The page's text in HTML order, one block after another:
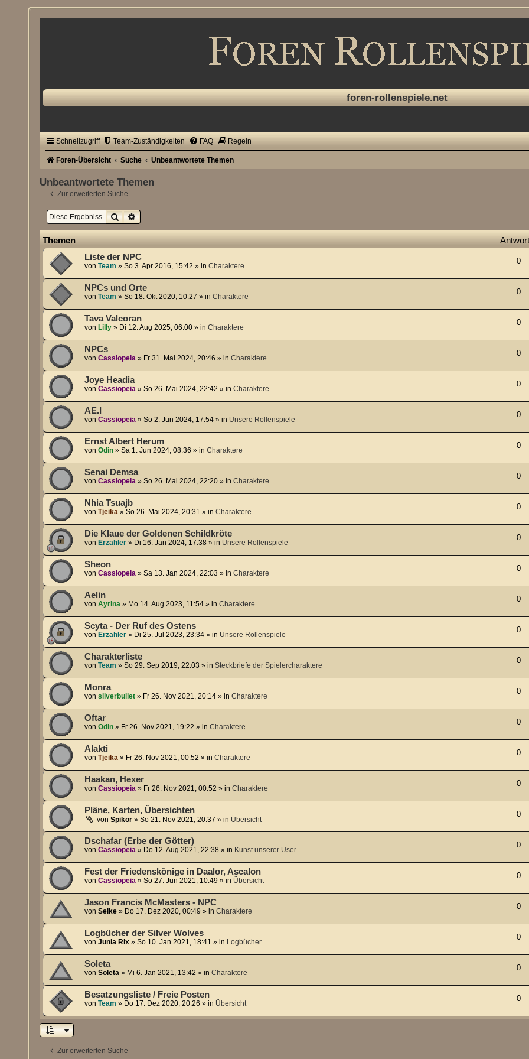
foren-rollenspiele.net
Schnellzugriff Team-Zuständigkeiten FAQ Regeln
Foren-Übersicht Suche Unbeantwortete Themen
Unbeantwortete Themen
Zur erweiterten Suche
SucheErweiterte Suche
Themen
Liste der NPC
vonTeam »So 3. Apr 2016, 15:42 » inCharaktere
0
NPCs und Orte
vonTeam »So 18. Okt 2020, 10:27 » inCharaktere
0
Tava Valcoran
vonLilly » Di 12. Aug 2025, 06:00 » inCharaktere
0
NPCs
vonCassiopeia » Fr 31. Mai 2024, 20:46 » inCharaktere
0
Joye Headia
vonCassiopeia »So 26. Mai 2024, 22:42 » inCharaktere
0
AE.I
vonCassiopeia »So 2. Jun 2024, 17:54 » in Unsere Rollenspiele
0
Ernst Albert Herum
vonOdin »Sa 1. Jun 2024, 08:36 » inCharaktere
0
Senai Demsa
vonCassiopeia »So 26. Mai 2024, 22:20 » inCharaktere
0
Nhia Tsuajb
vonTjeika »So 26. Mai 2024, 20:31 » inCharaktere
0
Die Klaue der Goldenen Schildkröte
vonErzähler » Di 16. Jan 2024, 17:38 » in Unsere Rollenspiele
0
Sheon
vonCassiopeia »Sa 13. Jan 2024, 22:03 » inCharaktere
0
Aelin
vonAyrina » Mo 14. Aug 2023, 11:54 » inCharaktere
0
Scyta - Der Ruf des Ostens
vonErzähler » Di 25. Jul 2023, 23:34 » in Unsere Rollenspiele
0
Charakterliste
vonTeam »So 29. Sep 2019, 22:03 » inSteckbriefe der Spielercharaktere
0
Monra
vonsilverbullet » Fr 26. Nov 2021, 20:14 » inCharaktere
0
Oftar
vonOdin » Fr 26. Nov 2021, 19:22 » inCharaktere
0
Alakti
vonTjeika » Fr 26. Nov 2021, 00:52 » inCharaktere
0
Haakan, Hexer
vonCassiopeia » Fr 26. Nov 2021, 00:52 » inCharaktere
0
Pläne, Karten, Übersichten
vonSpikor »So 21. Nov 2021, 20:37 » in Übersicht
0
Dschafar (Erbe der Götter)
vonCassiopeia » Do 12. Aug 2021, 22:38 » in Kunst unserer User
0
Fest der Friedenskönige in Daalor, Ascalon
vonCassiopeia »So 27. Jun 2021, 10:49 » in Übersicht
0
Jason Francis McMasters - NPC
vonSelke » Do 17. Dez 2020, 00:49 » inCharaktere
0
Logbücher der Silver Wolves
vonJunia Rix »So 10. Jan 2021, 18:41 » in Logbücher
0
Soleta
vonSoleta » Mi 6. Jan 2021, 13:42 » inCharaktere
0
Besatzungsliste / Freie Posten
vonTeam » Do 17. Dez 2020, 20:26 » in Übersicht
0
Zur erweiterten Suche